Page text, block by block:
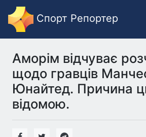
Спорт Репортер
Аморім відчуває
щодо гравців
Юнайтед. Причина
відомою.